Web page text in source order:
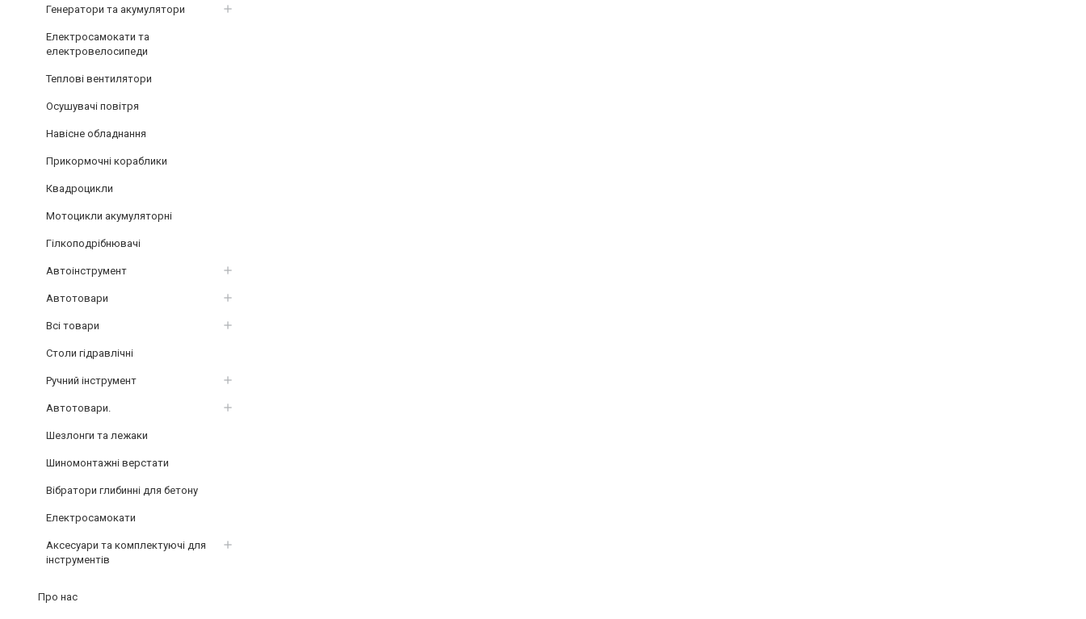
Генератори та акумулятори
Електросамокати та
електровелосипеди
Теплові вентилятори
Осушувачі повітря
Навісне обладнання
Прикормочні кораблики
Квадроцикли
Мотоцикли акумуляторні
Гілкоподрібнювачі
Автоінструмент
Автотовари
Всі товари
Столи гідравлічні
Ручний інструмент
Автотовари.
Шезлонги та лежаки
Шиномонтажні верстати
Вібратори глибинні для бетону
Електросамокати
Аксесуари та комплектуючі для
інструментів
Про нас